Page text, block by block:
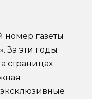
номер газеты
За эти годы
страницах